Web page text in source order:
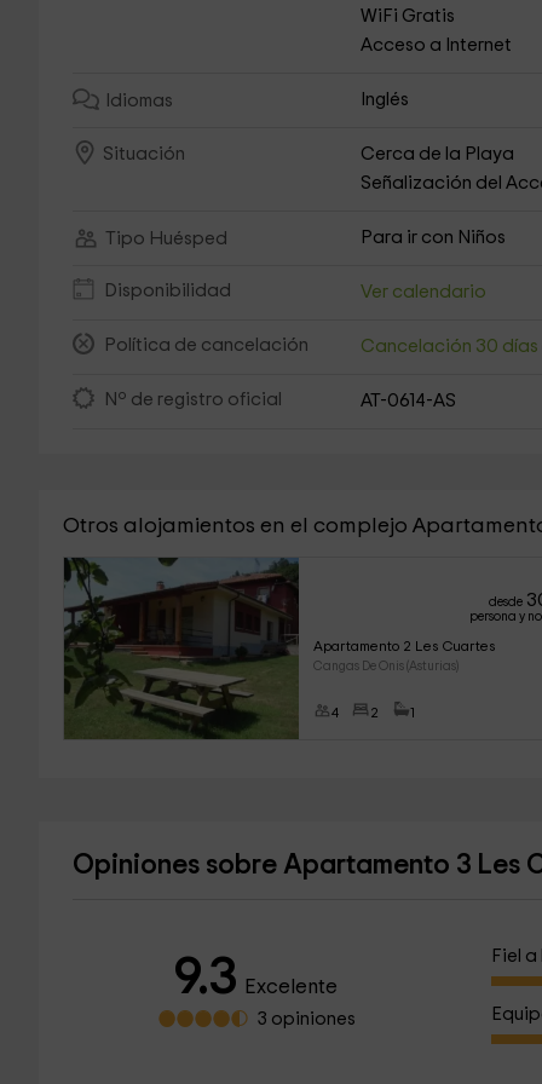
WiFi Gratis
Acceso a Internet
Idiomas Inglés
Situación Cerca de la Playa
Señalización del
Tipo Huésped Para ir con Niños
Disponibilidad Ver calendario
Política de cancelación Cancelación 30 días
Nº de registro oficial AT-0614-AS
Otros alojamientos en el complejo
desde
persona y
Apartamento 2 Les Cuartes
Cangas De Onis (Asturias)
4 2 1
Opiniones sobre Apartamento 3 Les
9.3 Excelente
3 opiniones
Fiel